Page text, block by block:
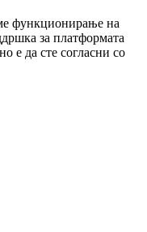
функционирање на
за платформата
е да сте согласни со